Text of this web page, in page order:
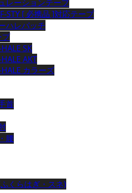
レーションテープ
STY [ 必携品 ]対応テープ
ハレパッチ
プ
SK
AKT
カラーズ
首
腰
くらはぎ・スネ)